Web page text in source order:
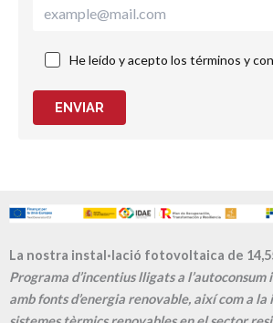
He leído y acepto los términos y
ENVIAR
La nostra instal·lació fotovoltaica de
Programa d’incentius lligats a l’autoconsum
amb fonts d’energia renovable, així com a